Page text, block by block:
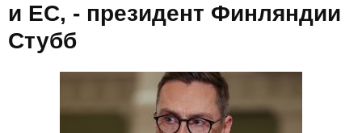
и ЕС, - президент Финляндии
Стубб